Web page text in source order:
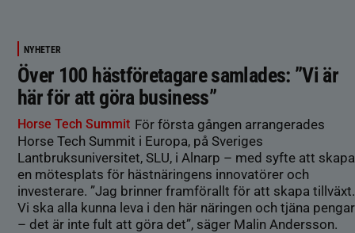
NYHETER
Över 100 hästföretagare samlades: ”Vi är
här för att göra business”
Horse Tech Summit För första gången arrangerades
Horse Tech Summit i Europa, på Sveriges
Lantbruksuniversitet, SLU, i Alnarp – med syfte att skapa
en mötesplats för hästnäringens innovatörer och
investerare. ”Jag brinner framförallt för att skapa tillväxt.
Vi ska alla kunna leva i den här näringen och tjäna pengar
– det är inte fult att göra det”, säger Malin Andersson.